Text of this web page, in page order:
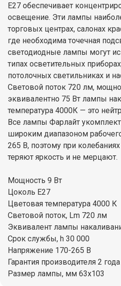
Е27 обеспечивает
освещение. Эти лампы
торговых центрах, салонах
где необходима точечная
светодиодные лампы могут
типах осветительных
потолочных светильниках и
Световой поток 720 лм,
эквивалентно 75 Вт лампы
температура 4000К — это
Все лампы Фарлайт
широким диапазоном
265 В, поэтому при
теряют яркость и не мерцают.
Мощность 9 Вт
Цоколь Е27
Цветовая температура 4000 К
Световой поток, Lm 720 лм
Эквивалент лампы
Cрок службы, h 30 000
Напряжение 170-265 В
Гарантия производителя 2 года
Размер лампы, мм 63х103